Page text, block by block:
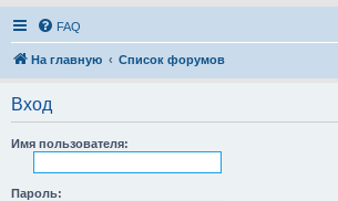
FAQ
На главную Список форумов
Вход
Имя пользователя:
Пароль: